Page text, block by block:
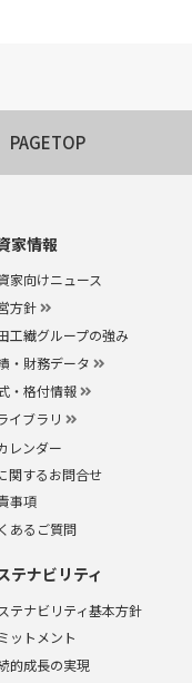
家情報
家向けニュース
方針
工繊グループの強み
・財務データ
・格付情報
イブラリ
レンダー
関するお問合せ
事項
あるご質問
テナビリティ
テナビリティ基本方針
ットメント
的成長の実現